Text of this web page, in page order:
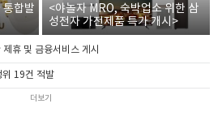
통합발
<야놀자 MRO, 숙박업소 위한 삼
성전자 가전제품 특가 개시>
휴 및 금융서비스 게시
위 19건 적발
더보기